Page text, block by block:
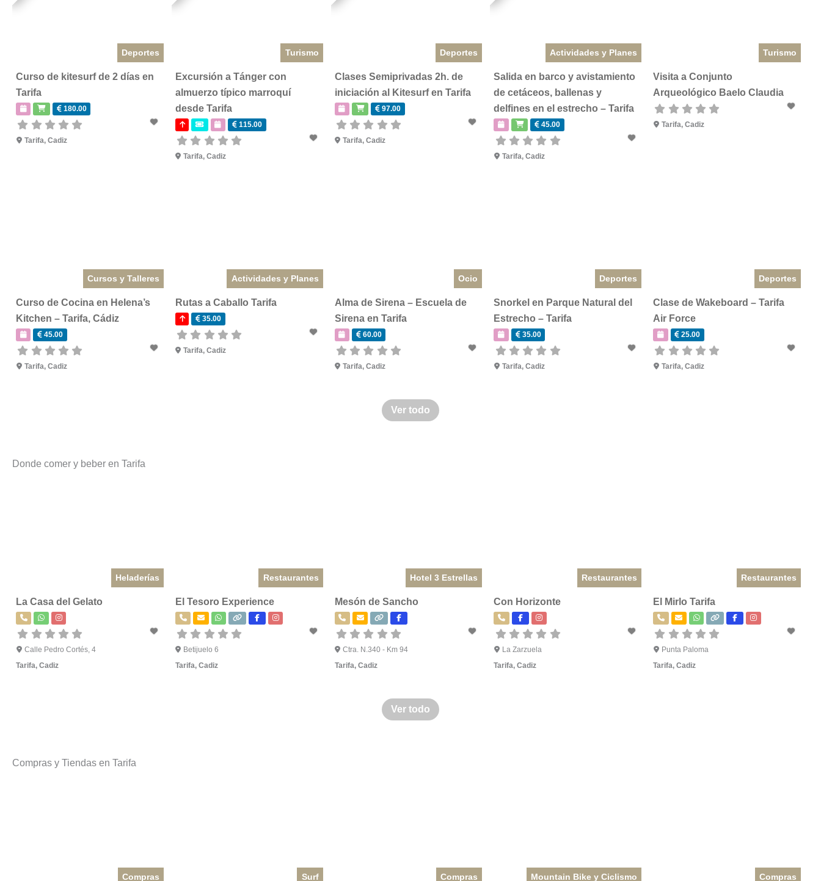
Deportes
Curso de kitesurf de 2 días en
Tarifa
180.00
Tarifa, Cadiz
Turismo
Excursión a Tánger con
almuerzo típico marroquí
desde Tarifa
115.00
Tarifa,Cadiz
Deportes
Clases Semiprivadas 2h. de
iniciación al Kitesurf en Tarifa
97.00
Tarifa,Cadiz
Actividades y Planes
Salida en barco y avistamiento
de cetáceos, ballenas y
delfines en el estrecho – Tarifa
45.00
Tarifa, Cadiz
Turismo
Visita a Conjunto
Arqueológico Baelo Claudia
Tarifa, Cadiz
Cursos y Talleres
Curso de Cocina en Helena’s
Kitchen – Tarifa, Cádiz
45.00
Tarifa, Cadiz
Actividades y Planes
Rutas a Caballo Tarifa
35.00
Tarifa,Cadiz
Ocio
Alma de Sirena – Escuela de
Sirena en Tarifa
60.00
Tarifa,Cadiz
Deportes
Snorkel en Parque Natural del
Estrecho – Tarifa
35.00
Tarifa, Cadiz
Deportes
Clase de Wakeboard – Tarifa
Air Force
25.00
Tarifa, Cadiz
Ver todo
Donde comer y beber en Tarifa
Heladerías
La Casa del Gelato
Calle Pedro Cortés, 4
Tarifa, Cadiz
Restaurantes
El Tesoro Experience
Betijuelo 6
Tarifa, Cadiz
Hotel 3 Estrellas
Mesón de Sancho
Ctra. N.340 - Km 94
Tarifa, Cadiz
Restaurantes
Con Horizonte
La Zarzuela
Tarifa,Cadiz
Restaurantes
El Mirlo Tarifa
Punta Paloma
Tarifa,Cadiz
Ver todo
Compras y Tiendas en Tarifa
Compras Surf Compras Mountain Bike y Ciclismo Compras